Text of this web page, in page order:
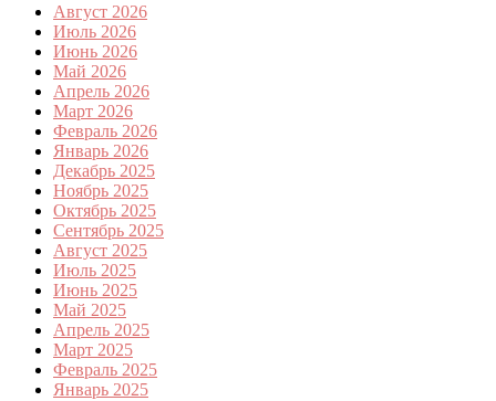
Август 2026
Июль 2026
Июнь 2026
Май 2026
Апрель 2026
Март 2026
Февраль 2026
Январь 2026
Декабрь 2025
Ноябрь 2025
Октябрь 2025
Сентябрь 2025
Август 2025
Июль 2025
Июнь 2025
Май 2025
Апрель 2025
Март 2025
Февраль 2025
Январь 2025